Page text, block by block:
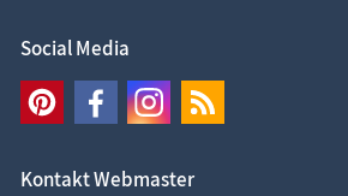
Social Media
Kontakt Webmaster